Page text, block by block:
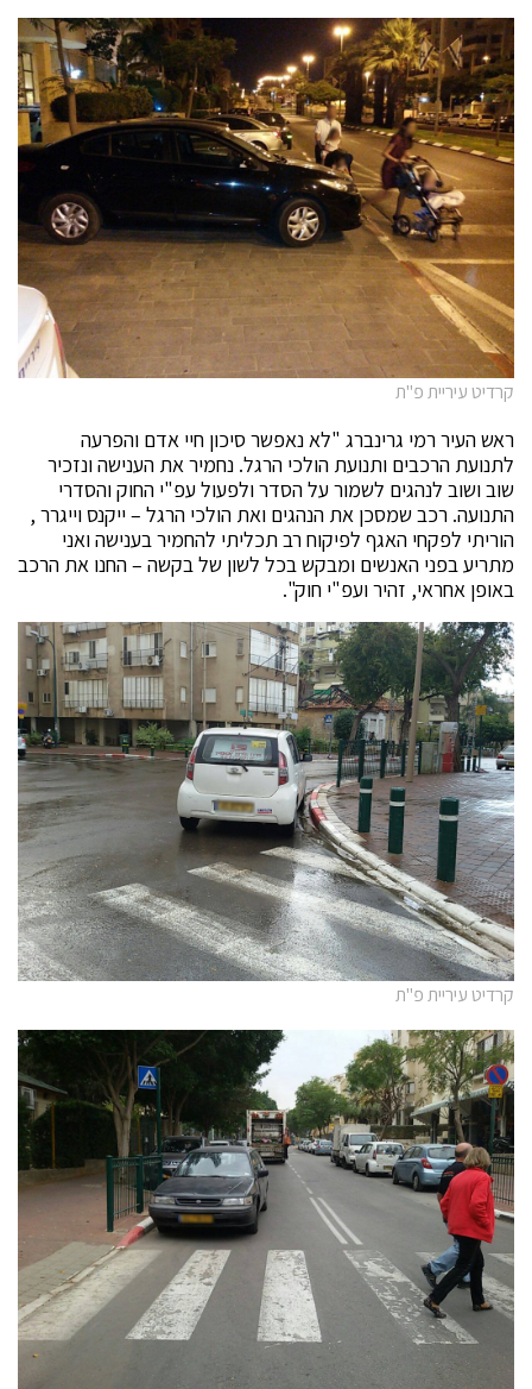
קרדיט עיריית פ"ת
ראש העיר רמי גרינברג "לא נאפשר סיכון חיי אדם והפרעה
לתנועת הרכבים ותנועת הולכי הרגל. נחמיר את הענישה ונזכיר
שוב ושוב לנהגים לשמור על הסדר ולפעול עפ"י החוק והסדרי
התנועה. רכב שמסכן את הנהגים ואת הולכי הרגל – ייקנס וייגרר ,
הוריתי לפקחי האגף לפיקוח רב תכליתי להחמיר בענישה ואני
מתריע בפני האנשים ומבקש בכל לשון של בקשה – החנו את הרכב
באופן אחראי, זהיר ועפ"י חוק".
קרדיט עיריית פ"ת